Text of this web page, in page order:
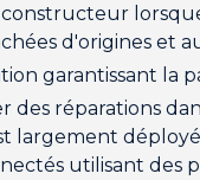
d'origines
garantissant la
des réparations
largement
utilisant des